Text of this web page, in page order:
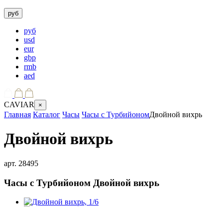
руб
руб
usd
eur
gbp
rmb
aed
CAVIAR ×
Главная Каталог Часы Часы с ТурбийономДвойной вихрь
Двойной вихрь
арт. 28495
Часы с Турбийоном Двойной вихрь